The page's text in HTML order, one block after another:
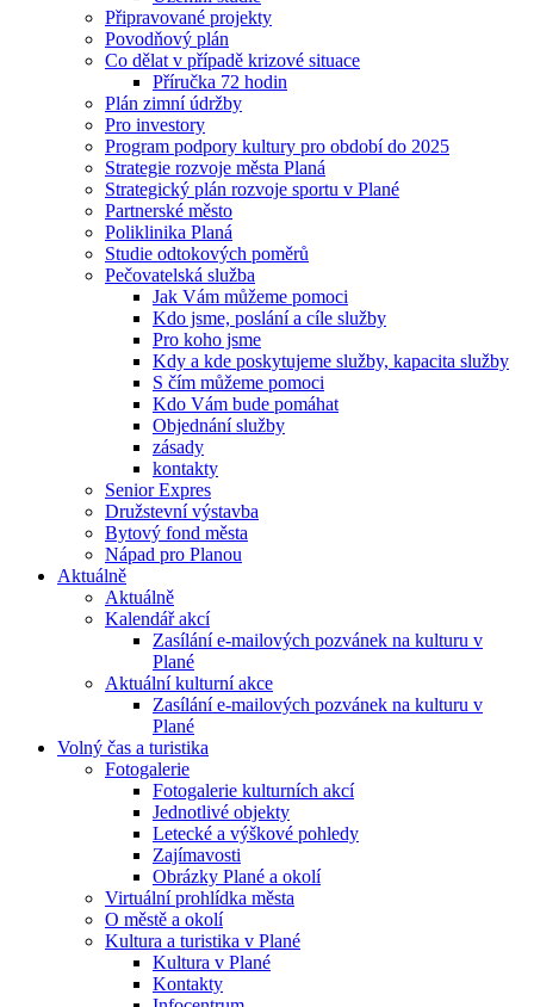
Připravované projekty
Povodňový plán
Co dělat v případě krizové situace
Příručka 72 hodin
Plán zimní údržby
Pro investory
Program podpory kultury pro období do 2025
Strategie rozvoje města Planá
Strategický plán rozvoje sportu v Plané
Partnerské město
Poliklinika Planá
Studie odtokových poměrů
Pečovatelská služba
Jak Vám můžeme pomoci
Kdo jsme, poslání a cíle služby
Pro koho jsme
Kdy a kde poskytujeme služby, kapacita služby
S čím můžeme pomoci
Kdo Vám bude pomáhat
Objednání služby
zásady
kontakty
Senior Expres
Družstevní výstavba
Bytový fond města
Nápad pro Planou
Aktuálně
Aktuálně
Kalendář akcí
Zasílání e-mailových pozvánek na kulturu v
Plané
Aktuální kulturní akce
Zasílání e-mailových pozvánek na kulturu v
Plané
Volný čas a turistika
Fotogalerie
Fotogalerie kulturních akcí
Jednotlivé objekty
Letecké a výškové pohledy
Zajímavosti
Obrázky Plané a okolí
Virtuální prohlídka města
O městě a okolí
Kultura a turistika v Plané
Kultura v Plané
Kontakty